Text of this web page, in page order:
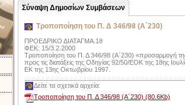
Σύναψη Δημοσίων Συμβάσεων
Τροποποίηση του Π. Δ 346/98 (Α΄230)
ΠΡΟΕΔΡΙΚΟ ΔΙΑΤΑΓΜΑ.18
ΦΕΚ: 15/3.2.2000
Τροποποίηση του Π. Δ 346/98 (Α΄230) «προσαρμογή
προς τις διατάξεις της Οδηγίας 92/50/ΕΟΚ της 18ης
ΕΚ της 13ης Οκτωβρίου 1997.
Δείτε τα σχετικά αρχεία:
Τροποποίηση του Π. Δ 346/98 (Α΄230) (80.6Kb)